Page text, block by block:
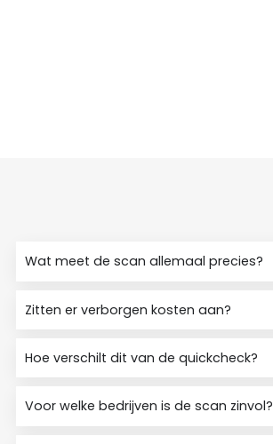
Wat meet de scan allemaal precies?
Zitten er verborgen kosten aan?
Hoe verschilt dit van de quickcheck?
Voor welke bedrijven is de scan zinvol?